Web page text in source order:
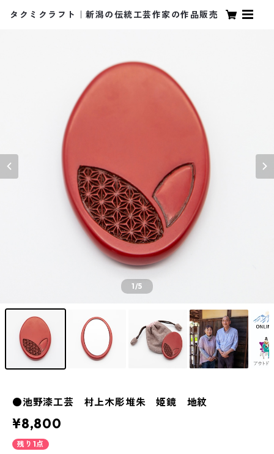
タクミクラフト｜新潟の伝統工芸作家の作品販売
1/5
●池野漆工芸 村上木彫堆朱 姫鏡 地紋
¥8,800
残り1点